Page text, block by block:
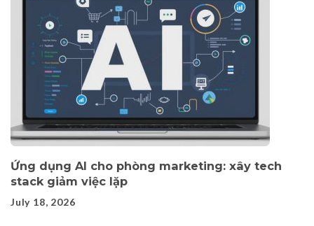
Ứng dụng AI cho phòng marketing: xây tech
stack giảm việc lặp
July 18, 2026